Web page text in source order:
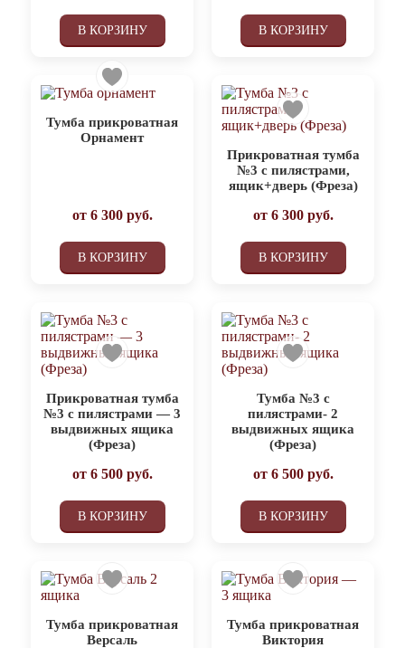
В КОРЗИНУ В КОРЗИНУ
Тумба прикроватная
Орнамент
от 6 300руб.
В КОРЗИНУ
Прикроватная тумба
№3 с пилястрами,
ящик+дверь (Фреза)
от 6 300руб.
В КОРЗИНУ
Прикроватная тумба
№3 с пилястрами — 3
выдвижных ящика
(Фреза)
от 6 500руб.
В КОРЗИНУ
Тумба №3 с
пилястрами- 2
выдвижных ящика
(Фреза)
от 6 500руб.
В КОРЗИНУ
Тумба прикроватная
Версаль
Тумба прикроватная
Виктория